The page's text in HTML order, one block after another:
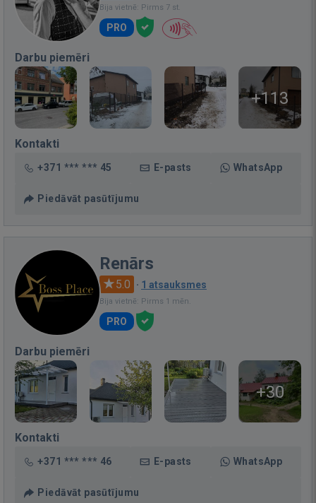
Bija vietnē: Pirms 7 st.
PRO
Darbu piemēri
+113
Kontakti
+371 *** *** 45 E-pasts WhatsApp
Piedāvāt pasūtījumu
Renārs
5.0 · 1 atsauksmes
Bija vietnē: Pirms 1 mēn.
PRO
Darbu piemēri
+30
Kontakti
+371 *** *** 46 E-pasts WhatsApp
Piedāvāt pasūtījumu